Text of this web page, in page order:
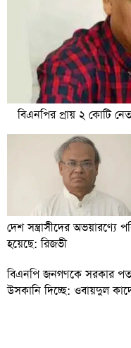
বিএনপির প্রায় ২ কোটি
দেশ সন্ত্রাসীদের অভয়ারণ্যে
হয়েছে: রিজভী
বিএনপি জনগণকে সরকার
উসকানি দিচ্ছে: ওবায়দুল